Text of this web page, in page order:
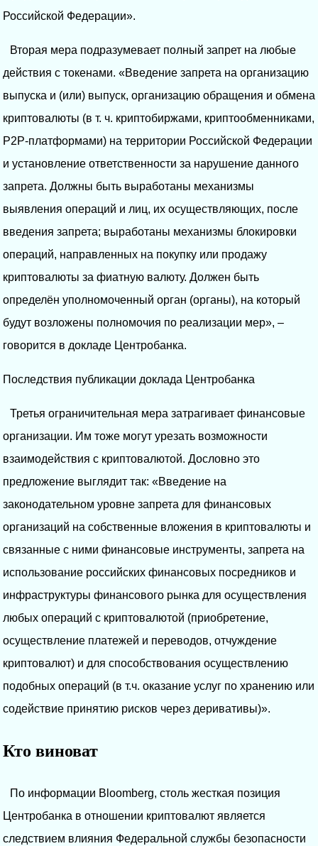
Российской Федерации».
Вторая мера подразумевает полный запрет на любые
действия с токенами. «Введение запрета на организацию
выпуска и (или) выпуск, организацию обращения и обмена
криптовалюты (в т. ч. криптобиржами, криптообменниками,
P2P-платформами) на территории Российской Федерации
и установление ответственности за нарушение данного
запрета. Должны быть выработаны механизмы
выявления операций и лиц, их осуществляющих, после
введения запрета; выработаны механизмы блокировки
операций, направленных на покупку или продажу
криптовалюты за фиатную валюту. Должен быть
определён уполномоченный орган (органы), на который
будут возложены полномочия по реализации мер», –
говорится в докладе Центробанка.
Последствия публикации доклада Центробанка
Третья ограничительная мера затрагивает финансовые
организации. Им тоже могут урезать возможности
взаимодействия с криптовалютой. Дословно это
предложение выглядит так: «Введение на
законодательном уровне запрета для финансовых
организаций на собственные вложения в криптовалюты и
связанные с ними финансовые инструменты, запрета на
использование российских финансовых посредников и
инфраструктуры финансового рынка для осуществления
любых операций с криптовалютой (приобретение,
осуществление платежей и переводов, отчуждение
криптовалют) и для способствования осуществлению
подобных операций (в т.ч. оказание услуг по хранению или
содействие принятию рисков через деривативы)».
Кто виноват
По информации Bloomberg, столь жесткая позиция
Центробанка в отношении криптовалют является
следствием влияния Федеральной службы безопасности